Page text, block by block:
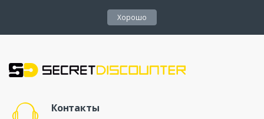
Хорошо
Контакты